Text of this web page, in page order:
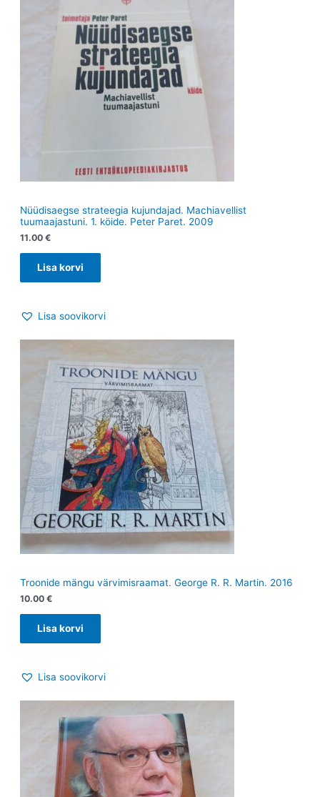
Nüüdisaegse strateegia kujundajad. Machiavellist
tuumaajastuni. 1. köide. Peter Paret. 2009
11.00 €
Lisa korvi
Lisa soovikorvi
Troonide mängu värvimisraamat. George R. R. Martin. 2016
10.00 €
Lisa korvi
Lisa soovikorvi